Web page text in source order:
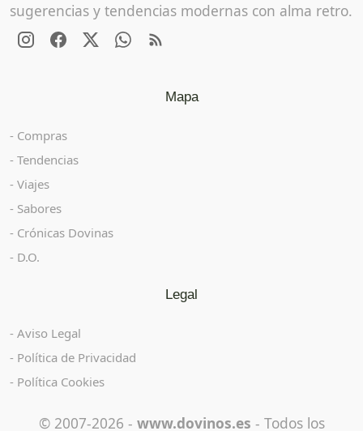
Mapa
Compras
Tendencias
Viajes
Sabores
Crónicas Dovinas
D.O.
Legal
Aviso Legal
Política de Privacidad
Política Cookies
sugerencias y tendencias modernas con alma retro.
© 2007-2026 - www.dovinos.es - Todos los